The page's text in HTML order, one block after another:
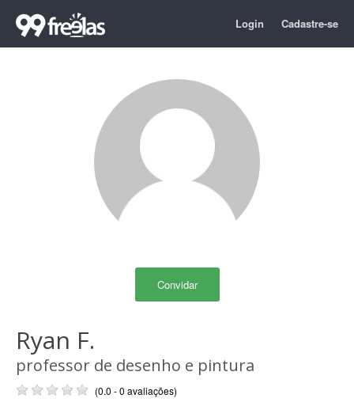
Login Cadastre-se
Convidar
Ryan F.
professor de desenho e pintura
(0.0 - 0 avaliações)